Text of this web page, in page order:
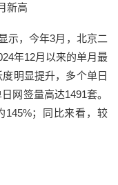
新高
示，今年3月，北京二
年12月以来的单月最
明显提升，多个单日
网签量高达1491套。
145%；同比来看，较